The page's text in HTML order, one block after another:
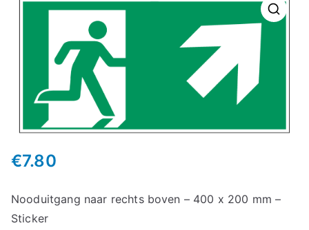
🔍
€7.80
Nooduitgang naar rechts boven – 400 x 200 mm –
Sticker